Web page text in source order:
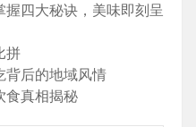
握四大秘诀，美味即刻呈
拼
背后的地域风情
食真相揭秘